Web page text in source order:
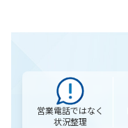
営業電話ではなく
状況整理